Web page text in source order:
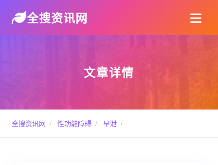
全搜资讯网
文章详情
全搜资讯网 / 性功能障碍 / 早泄 /